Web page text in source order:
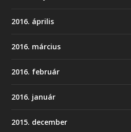
2016. április
2016. március
2016. február
2016. január
2015. december